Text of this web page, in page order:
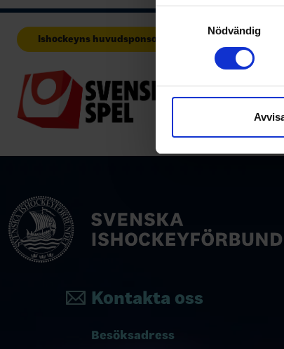
Identifiera din
Ta reda på mer om
eller dra tillbaka ditt
sociala medier och
till de sociala medier
Samtyckesval
Nödvändig
Ishockeyns huvudsponsor
Kontakta oss
Besöksadress